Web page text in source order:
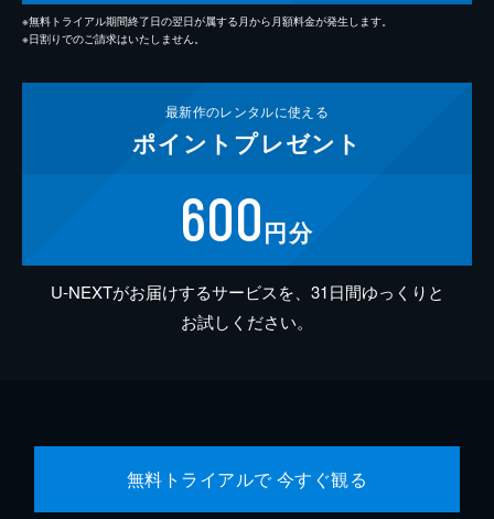
※無料トライアル期間終了日の翌日が属する月から月額料金が発生します。
※日割りでのご請求はいたしません。
最新作のレンタルに使える
ポイント プレゼント
600円分
U-NEXTがお届けするサービスを、31日間ゆっくりと
お試しください。
無料トライアルで 今すぐ観る